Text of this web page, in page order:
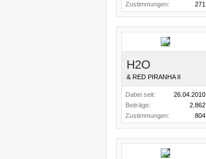
Zustimmungen:
271
H2O
& RED PIRANHA II
Dabei seit:
26.04.2010
Beiträge:
2.862
Zustimmungen:
804